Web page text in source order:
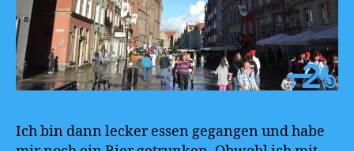
Ich bin dann lecker essen gegangen und habe